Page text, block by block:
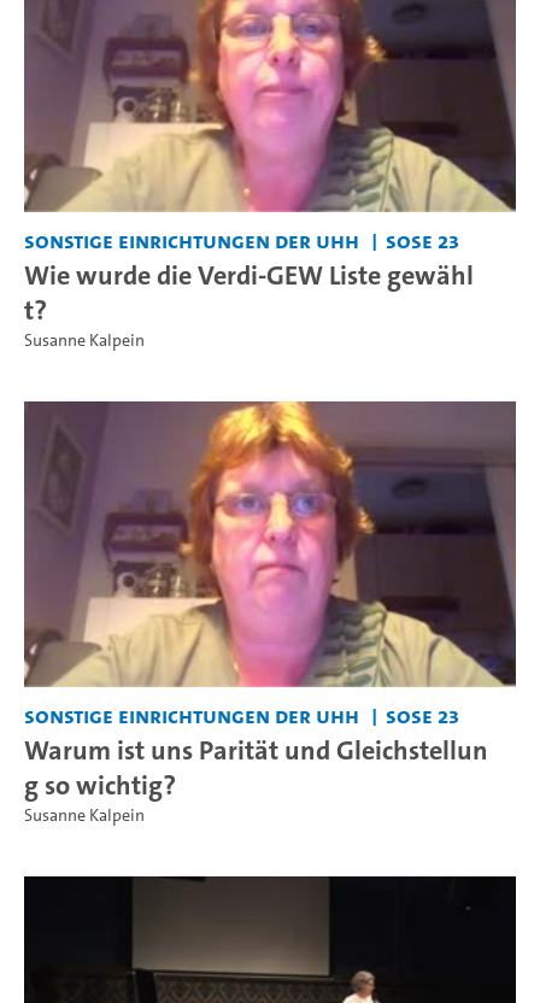
Sonstige Einrichtungen der UHH SoSe 23
Wie wurde die Verdi-GEW Liste gewähl
t?
Susanne Kalpein
Sonstige Einrichtungen der UHH SoSe 23
Warum ist uns Parität und Gleichstellun
g so wichtig?
Susanne Kalpein